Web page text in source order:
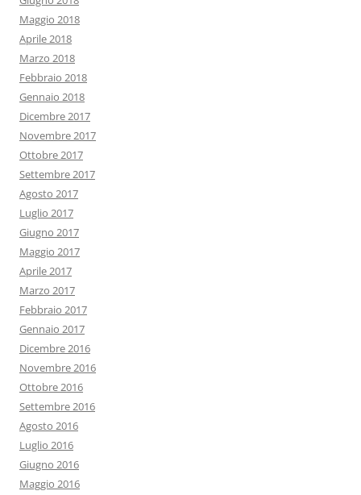
Maggio 2018
Aprile 2018
Marzo 2018
Febbraio 2018
Gennaio 2018
Dicembre 2017
Novembre 2017
Ottobre 2017
Settembre 2017
Agosto 2017
Luglio 2017
Giugno 2017
Maggio 2017
Aprile 2017
Marzo 2017
Febbraio 2017
Gennaio 2017
Dicembre 2016
Novembre 2016
Ottobre 2016
Settembre 2016
Agosto 2016
Luglio 2016
Giugno 2016
Maggio 2016